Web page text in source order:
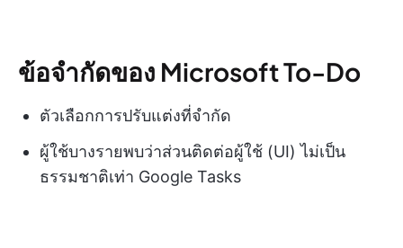
ข้อจำกัดของ Microsoft To-Do
ตัวเลือกการปรับแต่งที่จำกัด
ผู้ใช้บางรายพบว่าส่วนติดต่อผู้ใช้ (UI) ไม่เป็น
ธรรมชาติเท่า Google Tasks